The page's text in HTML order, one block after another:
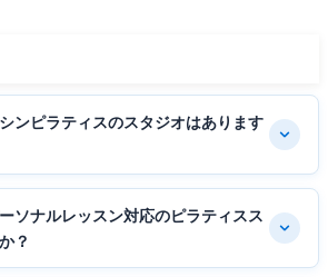
ンピラティスのスタジオはあります
ソナルレッスン対応のピラティスス
？